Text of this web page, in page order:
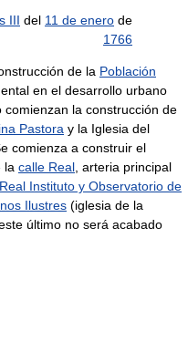
III del 11 de enero de
1766
de la Población
en el desarrollo urbano
comienzan la construcción de
Pastora y la Iglesia del
comienza a construir el
la calle Real , arteria principal
Real Instituto y Observatorio de
Ilustres (iglesia de la
último no será acabado